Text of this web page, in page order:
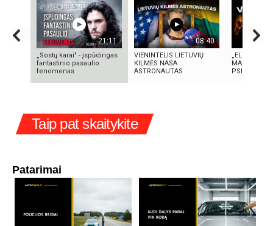
21:11
„Sostų karai" - įspūdingas
fantastinio pasaulio
fenomenas
08:40
VIENINTELIS LIETUVIŲ
KILMĖS NASA
ASTRONAUTAS
„ELEKTROS
MASINĖ
PSICHOZĖ
Taip pat skaitykite
Patarimai